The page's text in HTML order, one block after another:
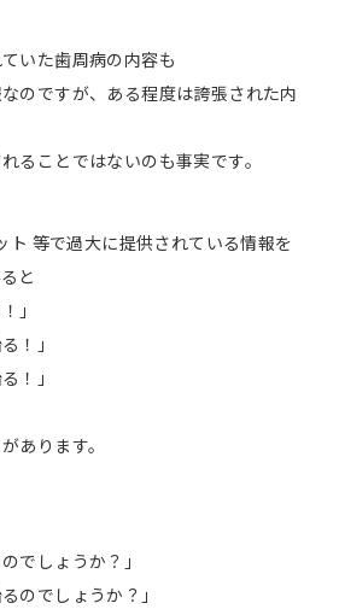
いた歯周病の内容も
のですが、ある程度は誇張された内
ることではないのも事実です。
ト 等で過大に提供されている情報を
と
」
！」
！」
あります。
でしょうか？」
のでしょうか？」